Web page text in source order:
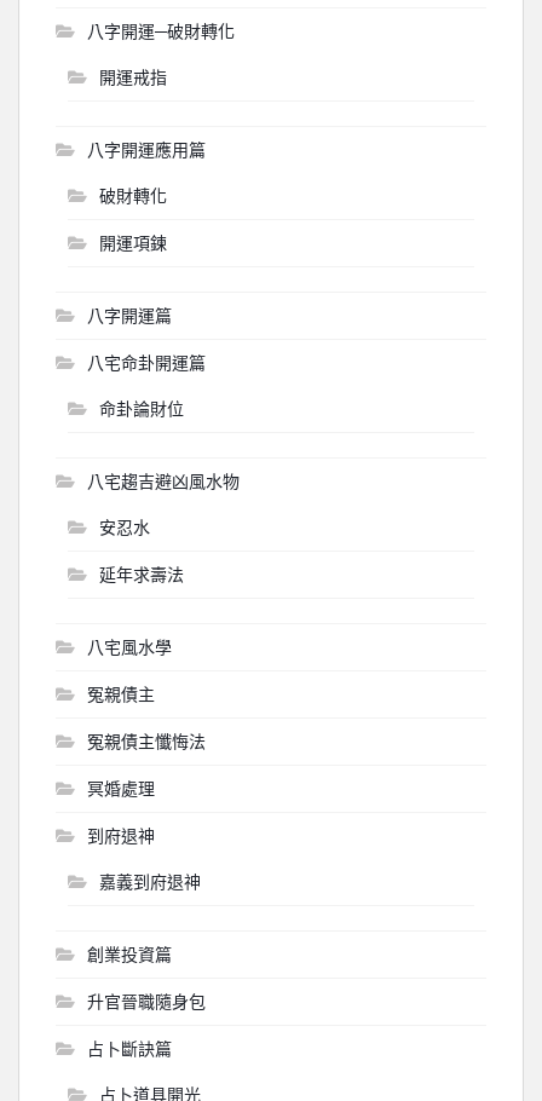
八字開運─破財轉化
開運戒指
八字開運應用篇
破財轉化
開運項鍊
八字開運篇
八宅命卦開運篇
命卦論財位
八宅趨吉避凶風水物
安忍水
延年求壽法
八宅風水學
冤親債主
冤親債主懺悔法
冥婚處理
到府退神
嘉義到府退神
創業投資篇
升官晉職隨身包
占卜斷訣篇
占卜道具開光